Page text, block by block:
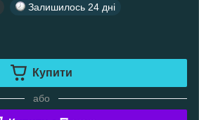
Залишилось 24 дні
Купити
або